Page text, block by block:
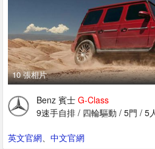
10 張相片
Benz 賓士 G-Class
9速手自排 / 四輪驅動 / 5門 / 5
英文官網、 中文官網